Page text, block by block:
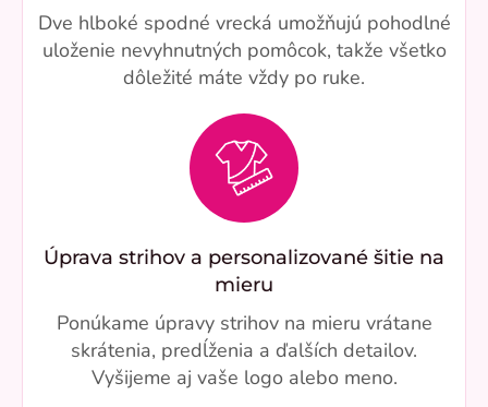
Dve hlboké spodné vrecká umožňujú pohodlné
uloženie nevyhnutných pomôcok, takže všetko
dôležité máte vždy po ruke.
Úprava strihov a personalizované šitie na
mieru
Ponúkame úpravy strihov na mieru vrátane
skrátenia, predĺženia a ďalších detailov.
Vyšijeme aj vaše logo alebo meno.